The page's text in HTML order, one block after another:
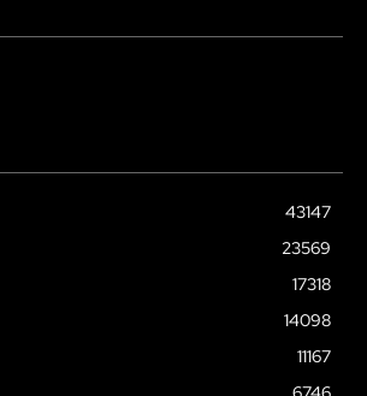
43147
23569
17318
14098
11167